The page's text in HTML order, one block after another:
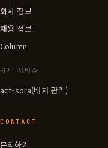
회사 정보
채용 정보
Column
자사 서비스
act-sora(배차 관리)
CONTACT
문의하기